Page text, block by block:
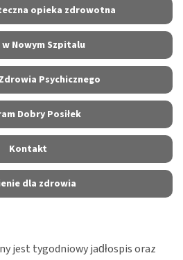
opieka zdrowotna
Nowym Szpitalu
Psychicznego
Dobry Posiłek
Kontakt
dla zdrowia
jest tygodniowy jadłospis oraz